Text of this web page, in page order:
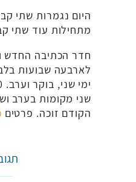
היום נגמרות שתי
מתחילות עוד שתי
חדר הכתיבה החדש
לארבעה שבועות
שני מקומות בערב
הקודם זוכה. פרטים